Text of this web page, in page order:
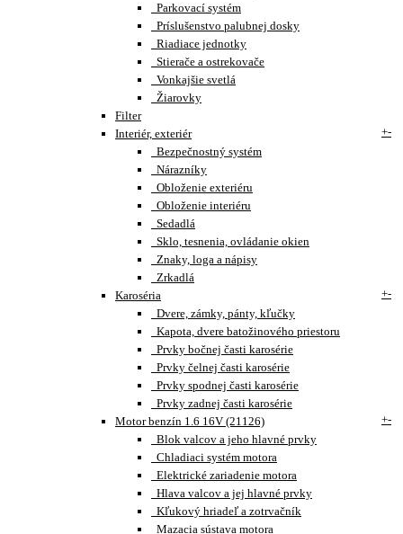
Parkovací systém
Príslušenstvo palubnej dosky
Riadiace jednotky
Stierače a ostrekovače
Vonkajšie svetlá
Žiarovky
Filter
Interiér, exteriér
+-
Bezpečnostný systém
Nárazníky
Obloženie exteriéru
Obloženie interiéru
Sedadlá
Sklo, tesnenia, ovládanie okien
Znaky, loga a nápisy
Zrkadlá
Karoséria
+-
Dvere, zámky, pánty, kľučky
Kapota, dvere batožinového priestoru
Prvky bočnej časti karosérie
Prvky čelnej časti karosérie
Prvky spodnej časti karosérie
Prvky zadnej časti karosérie
Motor benzín 1.6 16V (21126)
+-
Blok valcov a jeho hlavné prvky
Chladiaci systém motora
Elektrické zariadenie motora
Hlava valcov a jej hlavné prvky
Kľukový hriadeľ a zotrvačník
Mazacia sústava motora